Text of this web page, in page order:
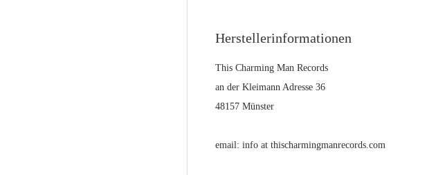
Herstellerinformationen
This Charming Man Records
an der Kleimann Adresse 36
48157 Münster
email: info at thischarmingmanrecords.com